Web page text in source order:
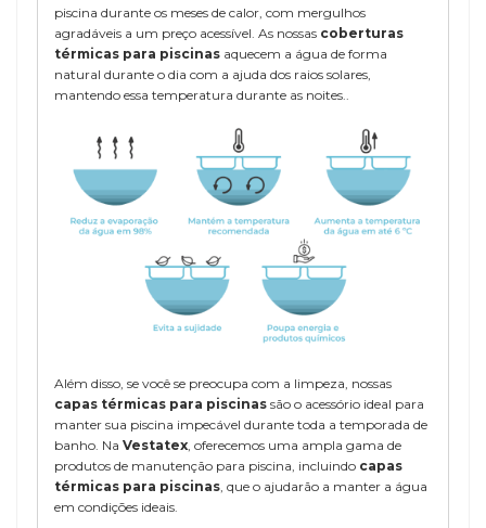
piscina durante os meses de calor, com mergulhos
agradáveis a um preço acessível. As nossas coberturas
térmicas para piscinas aquecem a água de forma
natural durante o dia com a ajuda dos raios solares,
mantendo essa temperatura durante as noites..
Além disso, se você se preocupa com a limpeza, nossas
capas térmicas para piscinas são o acessório ideal para
manter sua piscina impecável durante toda a temporada de
banho. Na Vestatex, oferecemos uma ampla gama de
produtos de manutenção para piscina, incluindo capas
térmicas para piscinas, que o ajudarão a manter a água
em condições ideais.